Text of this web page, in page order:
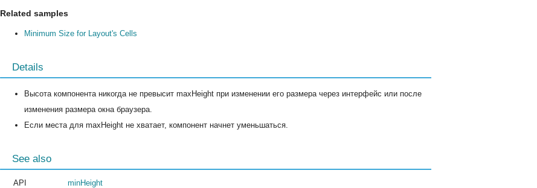
Related samples
Minimum Size for Layout's Cells
Details
Высота компонента никогда не превысит maxHeight при изменении его размера через интерфейс или после
изменения размера окна браузера.
Если места для maxHeight не хватает, компонент начнет уменьшаться.
See also
API
minHeight